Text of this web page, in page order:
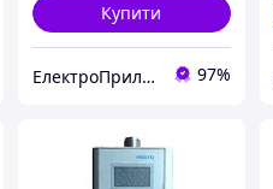
Купити
ЕлектроПриладТехСервіс 97%